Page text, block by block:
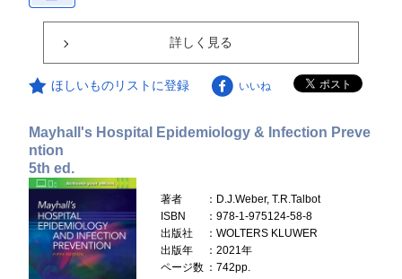
詳しく見る
ほしいものリストに登録 いいね
Mayhall's Hospital Epidemiology & Infection Preve
ntion
5th ed.
著者
：D.J.Weber, T.R.Talbot
ISBN
：978-1-975124-58-8
出版社
：WOLTERS KLUWER
出版年
：2021年
ページ数 ：742pp.